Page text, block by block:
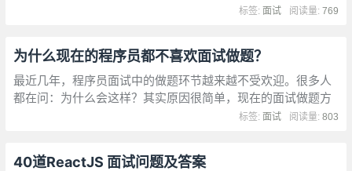
阅读量:769
标签:面试
为什么现在的程序员都不喜欢面试做题？
最近几年，程序员面试中的做题环节越来越不受欢迎。很多人
都在问：为什么会这样？其实原因很简单，现在的面试做题方
阅读量:803
标签:面试
40道ReactJS 面试问题及答案